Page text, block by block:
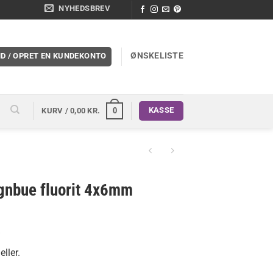
NYHEDSBREV
/ OPRET EN KUNDEKONTO ØNSKELISTE
KURV /0,00KR. 0 KASSE
fluorit 4x6mm